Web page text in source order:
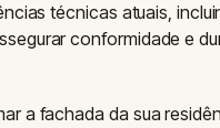
técnicas atuais,
conformidade e
a fachada da sua